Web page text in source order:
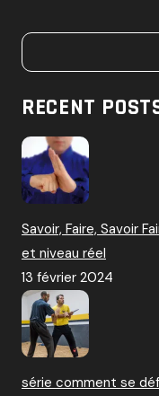
Rechercher
RECENT
Savoir, Faire, Savoir
et niveau réel
13 février 2024
série comment se